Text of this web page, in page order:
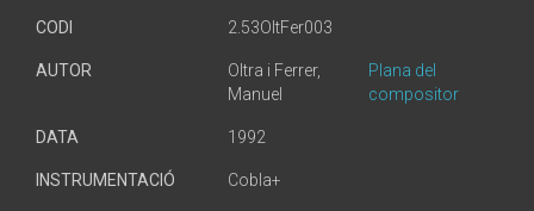
CODI 2.53OltFer003
AUTOR
Oltra i Ferrer,
Manuel
Plana del
compositor
DATA 1992
INSTRUMENTACIÓ Cobla+